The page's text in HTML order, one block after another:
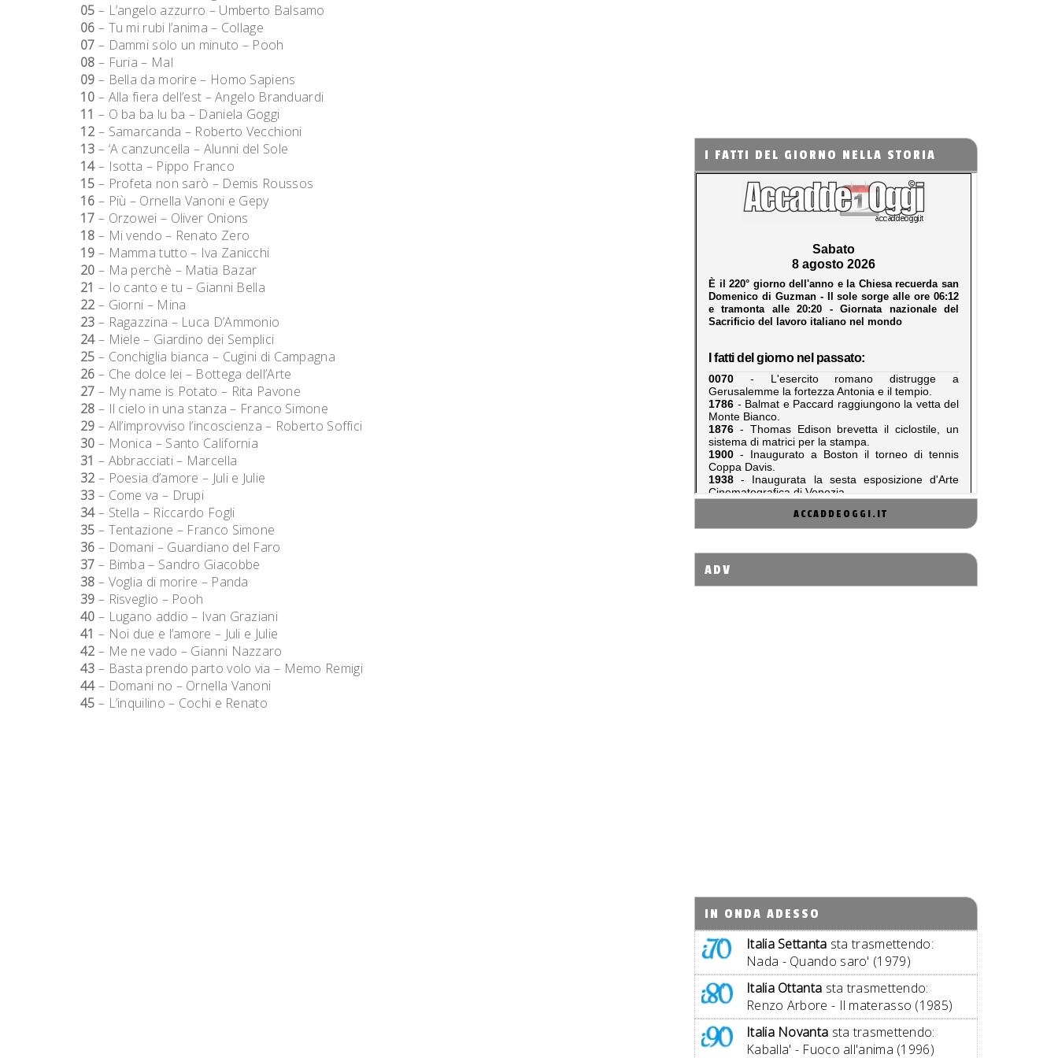
05 – L’angelo azzurro – Umberto Balsamo
06 – Tu mi rubi l’anima – Collage
07 – Dammi solo un minuto – Pooh
08 – Furia – Mal
09 – Bella da morire – Homo Sapiens
10 – Alla fiera dell’est – Angelo Branduardi
11 – O ba ba lu ba – Daniela Goggi
12 – Samarcanda – Roberto Vecchioni
13 – ‘A canzuncella – Alunni del Sole
14– Isotta – Pippo Franco
15 – Profeta non sarò – Demis Roussos
16 – Più – Ornella Vanoni e Gepy
17 – Orzowei – Oliver Onions
18 – Mi vendo – Renato Zero
19 – Mamma tutto – Iva Zanicchi
20 – Ma perchè – Matia Bazar
21 – Io canto e tu – Gianni Bella
22 – Giorni – Mina
23 – Ragazzina – Luca D’Ammonio
24– Miele – Giardino dei Semplici
25 – Conchiglia bianca – Cugini di Campagna
26 – Che dolce lei – Bottega dell’Arte
27 – My name is Potato – Rita Pavone
28 – Il cielo in una stanza – Franco Simone
29 – All’improvviso l’incoscienza – Roberto Soffici
30 – Monica – Santo California
31 – Abbracciati – Marcella
32 – Poesia d’amore – Juli e Julie
33 – Come va – Drupi
34– Stella – Riccardo Fogli
35 – Tentazione – Franco Simone
36 – Domani – Guardiano del Faro
37 – Bimba – Sandro Giacobbe
38 – Voglia di morire – Panda
39 – Risveglio – Pooh
40 – Lugano addio – Ivan Graziani
41 – Noi due e l’amore – Juli e Julie
42 – Me ne vado – Gianni Nazzaro
43 – Basta prendo parto volo via – Memo Remigi
44– Domani no – Ornella Vanoni
45 – L’inquilino – Cochi e Renato
I FATTI DEL GIORNO NELLA STORIA
ACCADDEOGGI.IT
ADV
IN ONDA ADESSO
Italia Settanta sta trasmettendo:
Nada - Quando saro' (1979)
Italia Ottanta sta trasmettendo:
Renzo Arbore - Il materasso (1985)
Italia Novanta sta trasmettendo:
Kaballa' - Fuoco all'anima (1996)